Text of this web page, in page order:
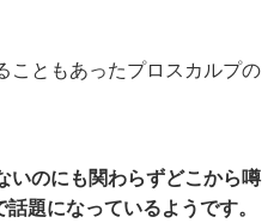
こともあったプロスカルプの
いのにも関わらずどこから噂
題になっているようです。